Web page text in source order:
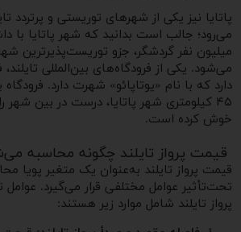
پاتایا نیز یکی از شهرهای توریستی و پرتردد
میلیون نفر گردشگر، جزو توریست‌پذیرترین
می‌شود. یکی از فرودگاه‌های بین‌المللی تایلند،
دارد که با نام «یوتاپائو» شهرت دارد. فرودگاه
۴۵ کیلومتری شهر پاتایا، درست در بین شهر
خوش کرده است.
قیمت پرواز تایلند چگونه محاسبه
قیمت پرواز تایلند به‌عنوان یک متغیر پویا
تحت‌تأثیر عوامل مختلفی قرار می‌گیرد. عوامل
پرواز تایلند شامل موارد زیر هستند: